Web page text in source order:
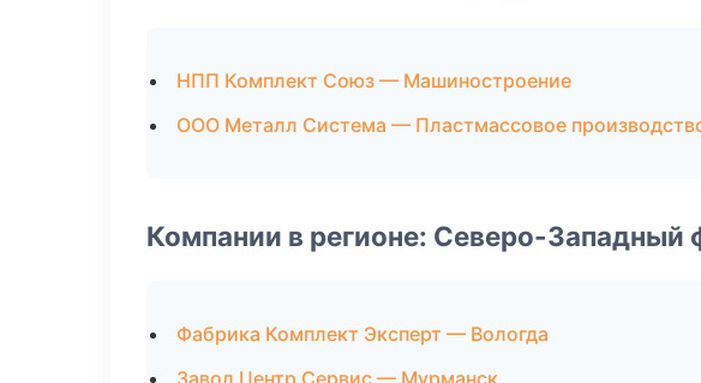
НПП Комплект Союз — Машиностроение
ООО Металл Система — Пластмассовое
Компании в регионе: Северо-Западный
Фабрика Комплект Эксперт — Вологда
Завод Центр Сервис — Мурманск